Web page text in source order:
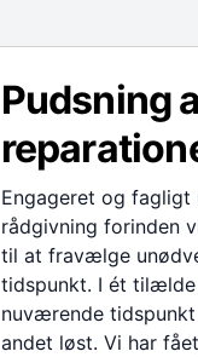
Pudsning
Engageret og
rådgivning forinden
til at fravælge
tidspunkt. I ét tilælde
nuværende
andet løst. Vi har